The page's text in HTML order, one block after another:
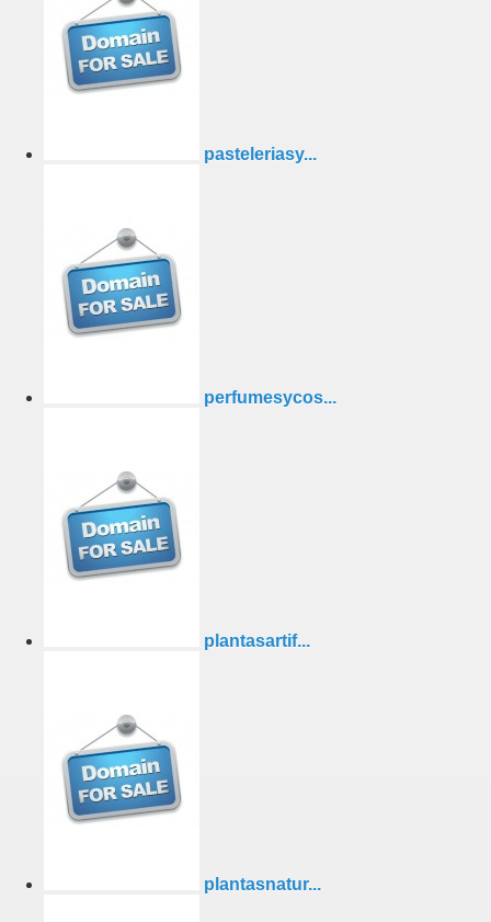
pasteleriasy...
perfumesycos...
plantasartif...
plantasnatur...